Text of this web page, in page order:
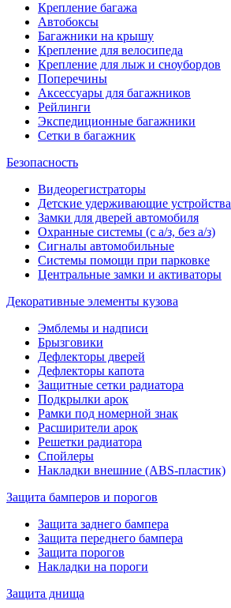
Крепление багажа
Автобоксы
Багажники на крышу
Крепление для велосипеда
Крепление для лыж и сноубордов
Поперечины
Аксессуары для багажников
Рейлинги
Экспедиционные багажники
Сетки в багажник
Безопасность
Видеорегистраторы
Детские удерживающие устройства
Замки для дверей автомобиля
Охранные системы (с а/з, без а/з)
Сигналы автомобильные
Системы помощи при парковке
Центральные замки и активаторы
Декоративные элементы кузова
Эмблемы и надписи
Брызговики
Дефлекторы дверей
Дефлекторы капота
Защитные сетки радиатора
Подкрылки арок
Рамки под номерной знак
Расширители арок
Решетки радиатора
Спойлеры
Накладки внешние (ABS-пластик)
Защита бамперов и порогов
Защита заднего бампера
Защита переднего бампера
Защита порогов
Накладки на пороги
Защита днища